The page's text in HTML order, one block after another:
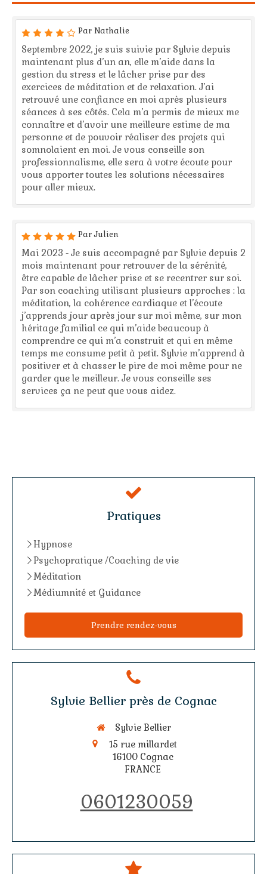
Par Nathalie
Septembre 2022, je suis suivie par Sylvie depuis
maintenant plus d’un an, elle m’aide dans la
gestion du stress et le lâcher prise par des
exercices de méditation et de relaxation. J’ai
retrouvé une confiance en moi après plusieurs
séances à ses côtés. Cela m’a permis de mieux me
connaître et d’avoir une meilleure estime de ma
personne et de pouvoir réaliser des projets qui
somnolaient en moi. Je vous conseille son
professionnalisme, elle sera à votre écoute pour
vous apporter toutes les solutions nécessaires
pour aller mieux.
Par Julien
Mai 2023 - Je suis accompagné par Sylvie depuis 2
mois maintenant pour retrouver de la sérénité,
être capable de lâcher prise et se recentrer sur soi.
Par son coaching utilisant plusieurs approches : la
méditation, la cohérence cardiaque et l’écoute
j’apprends jour après jour sur moi même, sur mon
héritage familial ce qui m’aide beaucoup à
comprendre ce qui m’a construit et qui en même
temps me consume petit à petit. Sylvie m’apprend à
positiver et à chasser le pire de moi même pour ne
garder que le meilleur. Je vous conseille ses
services ça ne peut que vous aidez.
Pratiques
Hypnose
Psychopratique /Coaching de vie
Méditation
Médiumnité et Guidance
Prendre rendez-vous
Sylvie Bellier près de Cognac
Sylvie Bellier
15 rue millardet
16100 Cognac
FRANCE
0601230059